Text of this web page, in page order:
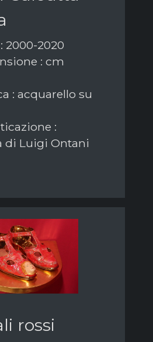
2000-2020
: cm
: acquarello su
:
di Luigi Ontani
rossi